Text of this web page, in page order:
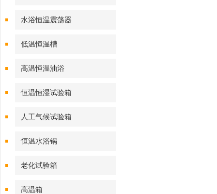
水浴恒温震荡器
低温恒温槽
高温恒温油浴
恒温恒湿试验箱
人工气候试验箱
恒温水浴锅
老化试验箱
高温箱